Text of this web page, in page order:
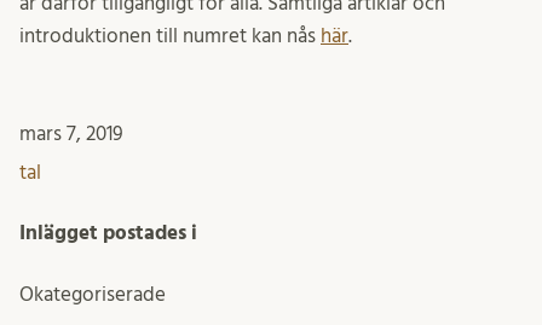
introduktionen till numret kan nås här.
mars 7, 2019
tal
Inlägget postades i
Okategoriserade